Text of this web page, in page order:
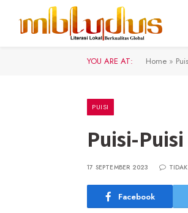
YOU ARE AT: Home »
PUISI
Puisi-
17 SEPTEMBER 2023
Facebook